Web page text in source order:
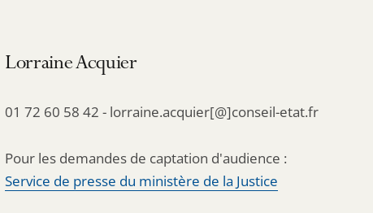
Lorraine Acquier
01 72 60 58 42 - lorraine.acquier[@]conseil-etat.fr
Pour les demandes de captation d'audience :
Service de presse du ministère de la Justice